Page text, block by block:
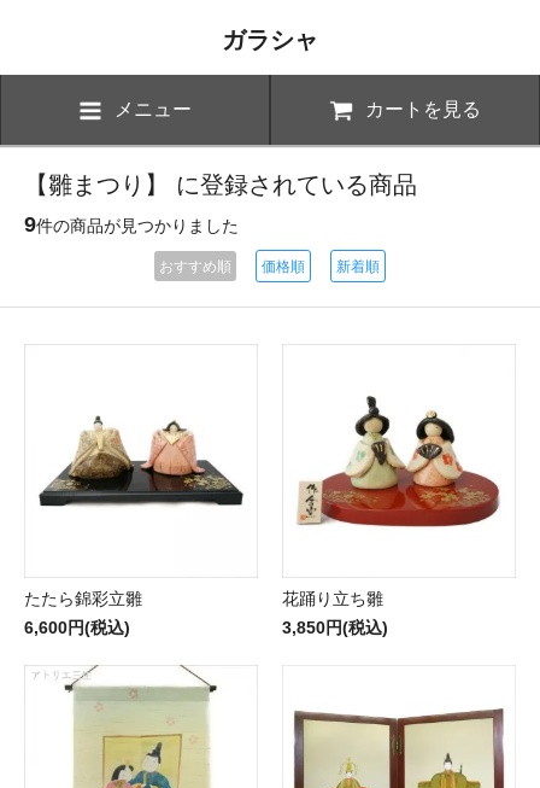
ガラシャ
メニュー カートを見る
【雛まつり】 に登録されている商品
9件の商品が見つかりました
おすすめ順 価格順 新着順
たたら錦彩立雛
6,600円(税込)
花踊り立ち雛
3,850円(税込)